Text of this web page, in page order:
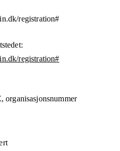
registration#
registration#
organisasjonsnummer